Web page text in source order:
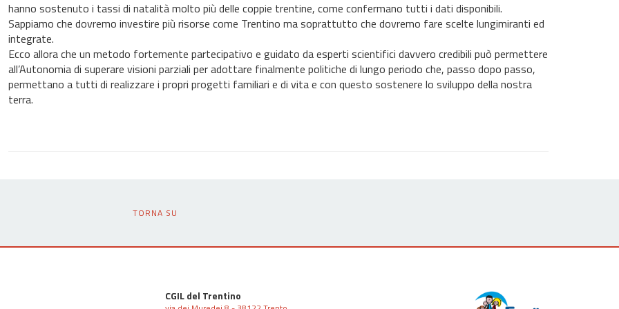
hanno sostenuto i tassi di natalità molto più delle coppie trentine, come confermano tutti i dati disponibili.
Sappiamo che dovremo investire più risorse come Trentino ma soprattutto che dovremo fare scelte lungimiranti ed
integrate.
Ecco allora che un metodo fortemente partecipativo e guidato da esperti scientifici davvero credibili può permettere
all’Autonomia di superare visioni parziali per adottare finalmente politiche di lungo periodo che, passo dopo passo,
permettano a tutti di realizzare i propri progetti familiari e di vita e con questo sostenere lo sviluppo della nostra
terra.
TORNA SU
CGIL del Trentino